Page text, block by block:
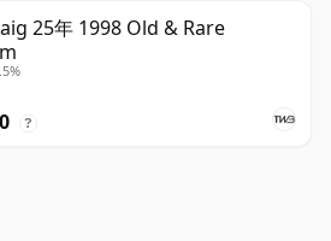
25年 1998 Old & Rare
?